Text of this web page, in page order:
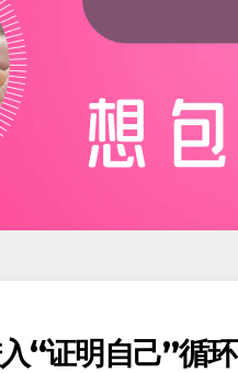
“证明自己”循环